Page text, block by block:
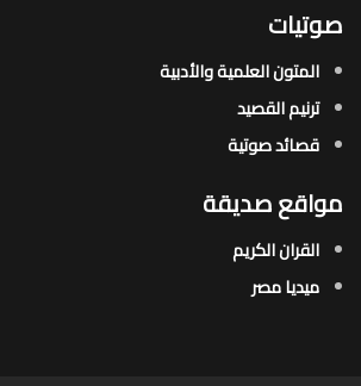
صوتيات
المتون العلمية والأدبية
ترنيم القصيد
قصائد صوتية
مواقع صديقة
القران الكريم
ميديا مصر